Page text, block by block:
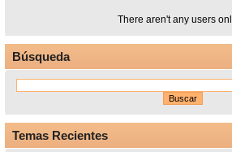
There aren't any users
Búsqueda
Temas Recientes